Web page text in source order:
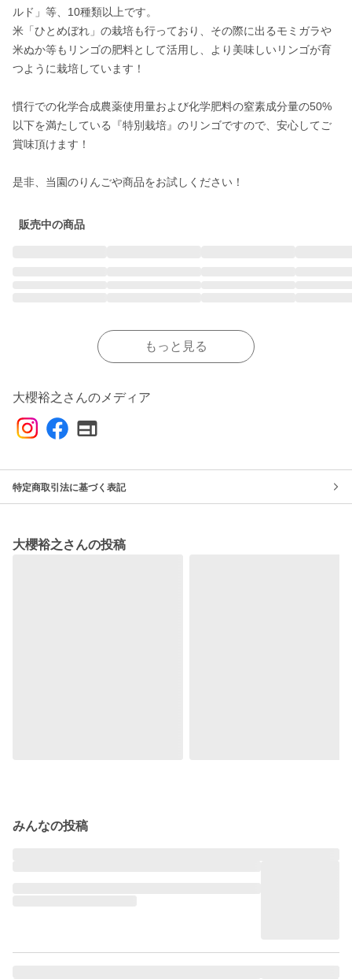
ルド」等、10種類以上です。
米「ひとめぼれ」の栽培も行っており、その際に出るモミガラや
米ぬか等もリンゴの肥料として活用し、より美味しいリンゴが育
つように栽培しています！
慣行での化学合成農薬使用量および化学肥料の窒素成分量の50%
以下を満たしている『特別栽培』のリンゴですので、安心してご
賞味頂けます！
是非、当園のりんごや商品をお試しください！
販売中の商品
もっと見る
大櫻裕之さんのメディア
特定商取引法に基づく表記
大櫻裕之さんの投稿
みんなの投稿